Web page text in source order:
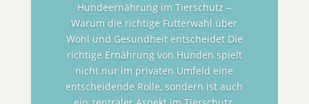
Hundeernährung im Tierschutz –
Warum die richtige Futterwahl über
Wohl und Gesundheit entscheidet Die
richtige Ernährung von Hunden spielt
nicht nur im privaten Umfeld eine
entscheidende Rolle, sondern ist auch